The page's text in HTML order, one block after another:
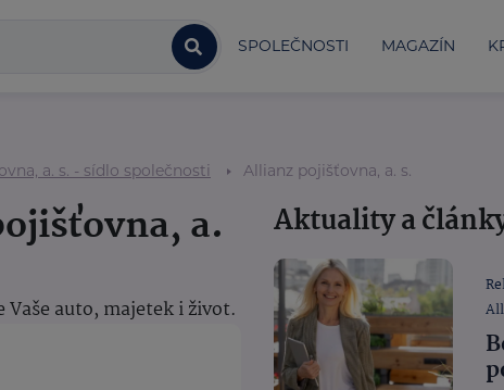
SPOLEČNOSTI MAGAZÍN
a. s. - sídlo společnosti Allianz pojišťovna, a. s.
a.
auto, majetek i život.
Aktuality a